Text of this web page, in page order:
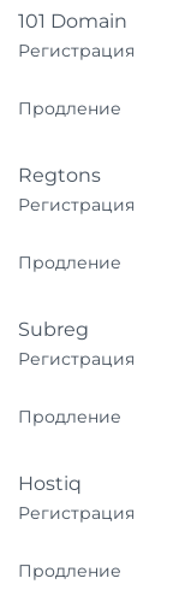
101 Domain
Регистрация
Продление
Regtons
Регистрация
Продление
Subreg
Регистрация
Продление
Hostiq
Регистрация
Продление